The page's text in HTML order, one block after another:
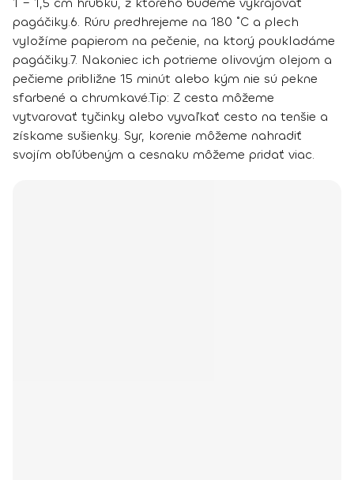
pagáčiky.6. Rúru predhrejeme na 180 ˚C a plech
vyložíme papierom na pečenie, na ktorý poukladáme
pagáčiky.7. Nakoniec ich potrieme olivovým olejom a
pečieme približne 15 minút alebo kým nie sú pekne
sfarbené a chrumkavé.Tip: Z cesta môžeme
vytvarovať tyčinky alebo vyvaľkať cesto na tenšie a
získame sušienky. Syr, korenie môžeme nahradiť
svojím obľúbeným a cesnaku môžeme pridať viac.